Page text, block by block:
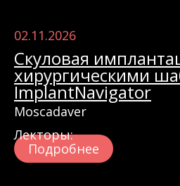
02.11.2026
Скуловая
хирургическими
ImplantNavigator
Moscadaver
Лекторы:
Подробнее